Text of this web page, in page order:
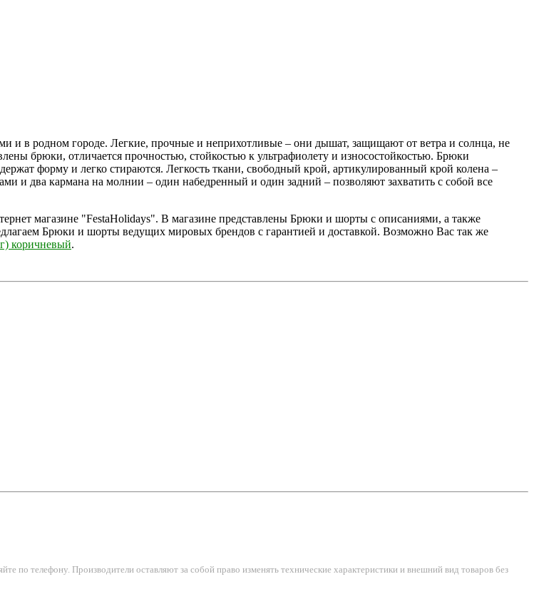
и в родном городе. Легкие, прочные и неприхотливые – они дышат, защищают от ветра и солнца, не
брюки, отличается прочностью, стойкостью к ультрафиолету и износостойкостью. Брюки
форму и легко стираются. Легкость ткани, свободный крой, артикулированный крой колена –
и два кармана на молнии – один набедренный и один задний – позволяют захватить с собой все
магазине "FestaHolidays". В магазине представлены Брюки и шорты с описаниями, а также
Брюки и шорты ведущих мировых брендов с гарантией и доставкой. Возможно Вас так же
коричневый.
по телефону. Производители оставляют за собой право изменять технические характеристики и внешний вид товаров без